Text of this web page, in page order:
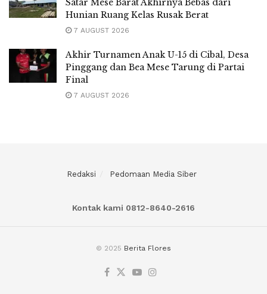
Hunian Ruang Kelas Rusak Berat
7 AUGUST 2026
Akhir Turnamen Anak U-15 di Cibal, Desa
Pinggang dan Bea Mese Tarung di Partai
Final
7 AUGUST 2026
Redaksi Pedomaan Media Siber
Kontak kami 0812-8640-2616
© 2025 Berita Flores